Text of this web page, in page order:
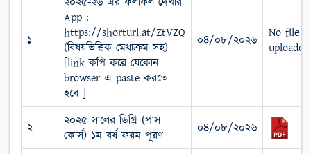
১
App :
https://shorturl.at/ZtVZQ
(বিষয়ভিত্তিক মেধাক্রম সহ)
[link কপি করে যেকোন
browser এ paste করতে
হবে ]
০৪/০৮/২০২৬
No file
uploaded.
২
২০২৫ সালের ডিগ্রি (পাস
কোর্স) ১ম বর্ষ ফরম পূরণ
০৪/০৮/২০২৬